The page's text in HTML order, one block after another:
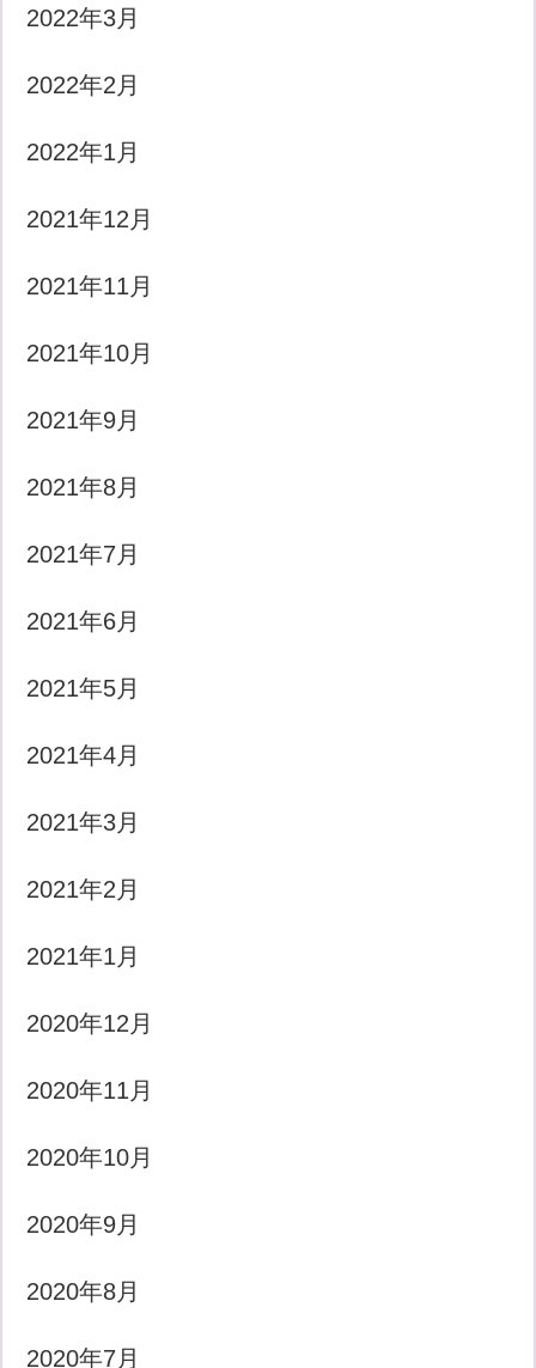
2022年3月
2022年2月
2022年1月
2021年12月
2021年11月
2021年10月
2021年9月
2021年8月
2021年7月
2021年6月
2021年5月
2021年4月
2021年3月
2021年2月
2021年1月
2020年12月
2020年11月
2020年10月
2020年9月
2020年8月
2020年7月